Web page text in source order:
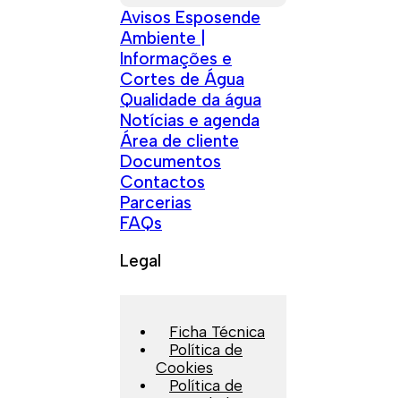
Avisos Esposende
Ambiente |
Informações e
Cortes de Água
Qualidade da água
Notícias e agenda
Área de cliente
Documentos
Contactos
Parcerias
FAQs
Legal
Ficha Técnica
Política de
Cookies
Política de